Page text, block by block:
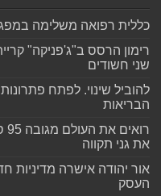
כללית רפואה משלימה
רימון הרסס ב"ג'פניקה"
שני חשודים
להוביל שינוי. לפתח
הבריאות
את גני תקווה
אור יהודה אישרה מדיניות
העסק